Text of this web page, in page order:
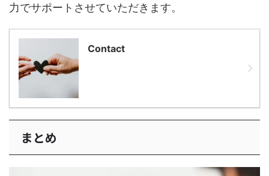
力でサポートさせていただきます。
Contact
まとめ